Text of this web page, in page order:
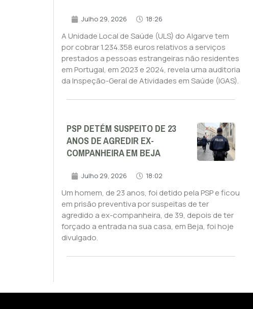
Julho 29, 2026 18:26
A Unidade Local de Saúde (ULS) do Algarve tem
por cobrar 1.234.358 euros relativos a serviços
prestados a pessoas estrangeiras não residentes
em Portugal, em 2023 e 2024, revela uma auditoria
da Inspeção-Geral de Atividades em Saúde (IGAS).
PSP DETÉM SUSPEITO DE 23
ANOS DE AGREDIR EX-
COMPANHEIRA EM BEJA
Julho 29, 2026 18:02
Um homem, de 23 anos, foi detido pela PSP e ficou
em prisão preventiva por suspeitas de ter
agredido a ex-companheira, de 39, depois de ter
forçado a entrada na sua casa, em Beja, foi hoje
divulgado.